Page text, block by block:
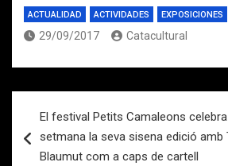
ACTUALIDAD ACTIVIDADES EXPOSICIONES
29/09/2017 Catacultural
de
entradas
El festival Petits Camaleons
setmana la seva sisena edició amb
Blaumut com a caps de cartell